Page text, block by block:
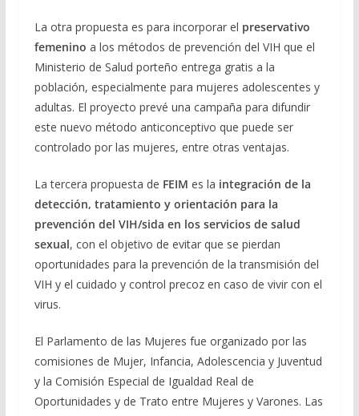
La otra propuesta es para incorporar el preservativo
femenino a los métodos de prevención del VIH que el
Ministerio de Salud porteño entrega gratis a la
población, especialmente para mujeres adolescentes y
adultas. El proyecto prevé una campaña para difundir
este nuevo método anticonceptivo que puede ser
controlado por las mujeres, entre otras ventajas.
La tercera propuesta de FEIM es la integración de la
detección, tratamiento y orientación para la
prevención del VIH/sida en los servicios de salud
sexual, con el objetivo de evitar que se pierdan
oportunidades para la prevención de la transmisión del
VIH y el cuidado y control precoz en caso de vivir con el
virus.
El Parlamento de las Mujeres fue organizado por las
comisiones de Mujer, Infancia, Adolescencia y Juventud
y la Comisión Especial de Igualdad Real de
Oportunidades y de Trato entre Mujeres y Varones. Las